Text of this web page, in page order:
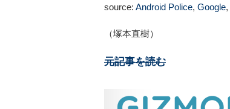
source: Android Police, Google,
（塚本直樹）
元記事を読む